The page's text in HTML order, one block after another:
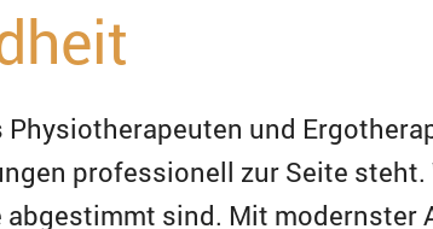
und
professionell zur Seite steht.
abgestimmt sind. Mit modernster